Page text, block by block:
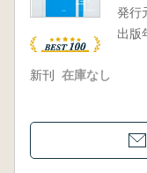
発行
出版
新刊 在庫なし